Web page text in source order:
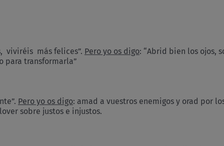
viviréis más felices”. Pero yo os digo: “Abrid bien los ojos,
para transformarla”
Pero yo os digo: amad a vuestros enemigos y orad por
sobre justos e injustos.